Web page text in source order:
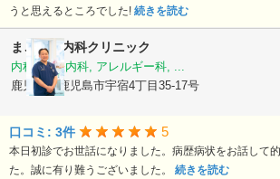
うと思えるところでした! 続きを読む
まごころ内科クリニック
内科, 神経内科, アレルギー科, ...
鹿児島県鹿児島市宇宿4丁目35-17号
口コミ: 3件 5
本日初診でお世話になりました。病歴病状をお話して
た。誠に有り難うございました。 続きを読む